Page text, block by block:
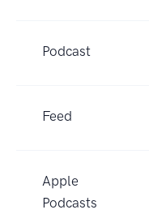
Podcast
Feed
Apple
Podcasts